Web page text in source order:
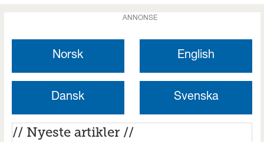
ANNONSE
Norsk English
Dansk Svenska
// Nyeste artikler //